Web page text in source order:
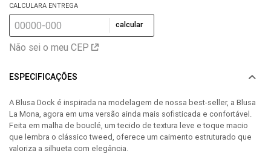
CALCULARA ENTREGA
calcular
Não sei o meu CEP
ESPECIFICAÇÕES
A Blusa Dock é inspirada na modelagem de nossa best-seller, a Blusa
La Mona, agora em uma versão ainda mais sofisticada e confortável.
Feita em malha de bouclé, um tecido de textura leve e toque macio
que lembra o clássico tweed, oferece um caimento estruturado que
valoriza a silhueta com elegância.